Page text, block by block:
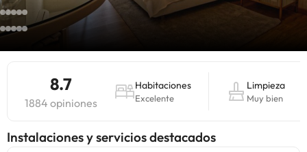
8.7
1884 opiniones
Habitaciones
Excelente
Limpieza
Muy bien
Instalaciones y servicios destacados